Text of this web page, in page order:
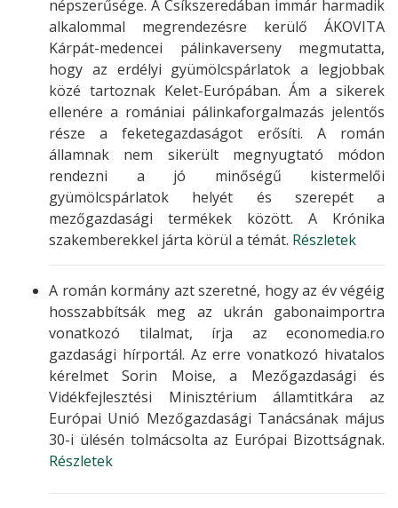
népszerűsége. A Csíkszeredában immár harmadik
alkalommal megrendezésre kerülő ÁKOVITA
Kárpát-medencei pálinkaverseny megmutatta,
hogy az erdélyi gyümölcspárlatok a legjobbak
közé tartoznak Kelet-Európában. Ám a sikerek
ellenére a romániai pálinkaforgalmazás jelentős
része a feketegazdaságot erősíti. A román
államnak nem sikerült megnyugtató módon
rendezni a jó minőségű kistermelői
gyümölcspárlatok helyét és szerepét a
mezőgazdasági termékek között. A Krónika
szakemberekkel járta körül a témát. Részletek
A román kormány azt szeretné, hogy az év végéig
hosszabbítsák meg az ukrán gabonaimportra
vonatkozó tilalmat, írja az economedia.ro
gazdasági hírportál. Az erre vonatkozó hivatalos
kérelmet Sorin Moise, a Mezőgazdasági és
Vidékfejlesztési Minisztérium államtitkára az
Európai Unió Mezőgazdasági Tanácsának május
30-i ülésén tolmácsolta az Európai Bizottságnak.
Részletek